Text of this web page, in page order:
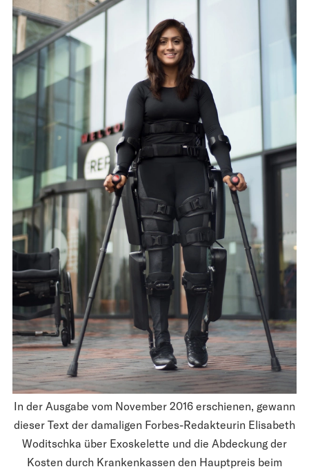
In der Ausgabe vom November 2016 erschienen, gewann
dieser Text der damaligen Forbes-Redakteurin Elisabeth
Woditschka über Exoskelette und die Abdeckung der
Kosten durch Krankenkassen den Hauptpreis beim